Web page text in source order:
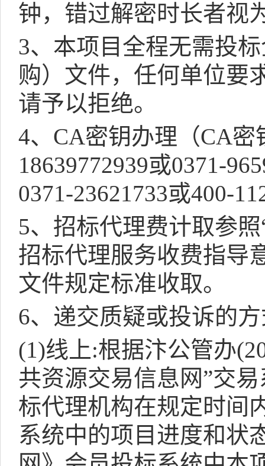
钟，错过解密时长者视
3、本项目全程无需投
购）文件，任何单位要
请予以拒绝。
4、 CA密钥办理（CA密
18639772939或0371-
0371-23621733或400-
5、招标代理费计取参
招标代理服务收费指导
文件规定标准收取。
6、递交质疑或投诉的
(1)线上:根据汴公管办
共资源交易信息网”交
标代理机构在规定时间
系统中的项目进度和状